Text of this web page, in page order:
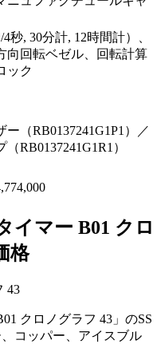
秒, 30分計, 12時間計）、
向回転ベゼル、回転計算
ック
（RB0137241G1P1）／
RB0137241G1R1）
イマー B01 クロ
格
クロノグラフ 43」のSS
コッパー、アイスブル